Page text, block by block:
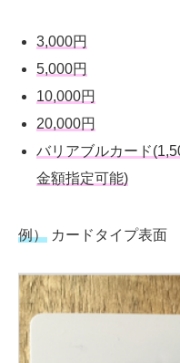
3,000円
5,000円
10,000円
20,000円
バリアブルカード
金額指定可能)
例） カードタイプ表面